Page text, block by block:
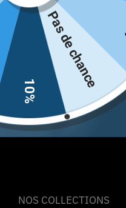
Optez pour une magnifique
Chevalière pour lui comme
pour elle avec Chevalière
Unique. La boutique numéro
1 en France
Contactez-nous
NOS COLLECTIONS
Pas de chance
10%